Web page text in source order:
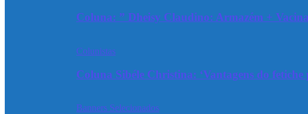
Coluna: ” Dheisy Claudino: Armazém +
Colunistas
Coluna Sibéle Christina: ‘Vantagens do fetiche
Banners Selecionados